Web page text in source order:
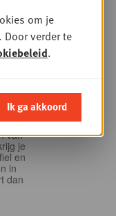
de
te
van
je
en
in
dan
om je
verder te
.
Ik ga akkoord